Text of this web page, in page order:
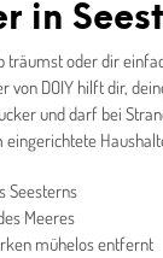
in
träumst oder dir
DOIY hilft dir,
und darf bei
Seesterns
Meeres
mühelos entfernt